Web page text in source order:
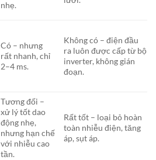
nhẹ.
Có – nhưng
rất nhanh, chỉ
2–4 ms.
Không có – điện đầu
ra luôn được cấp từ bộ
inverter, không gián
đoạn.
Tương đối –
xử lý tốt dao
động nhẹ,
nhưng hạn chế
với nhiễu cao
tần.
Rất tốt – loại bỏ hoàn
toàn nhiễu điện, tăng
áp, sụt áp.